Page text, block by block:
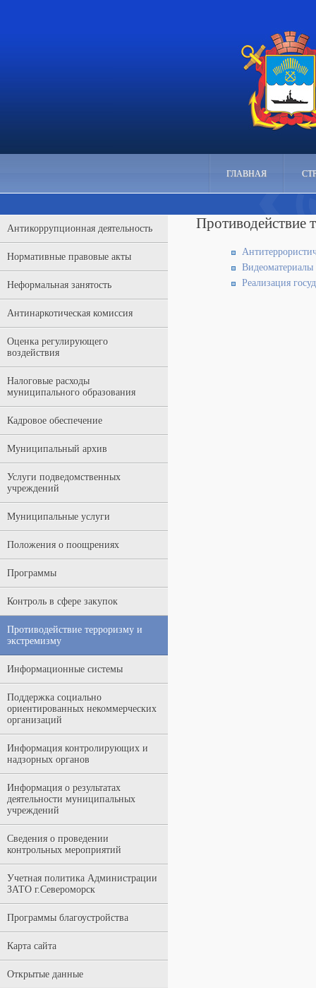
ГЛАВНАЯ
Антикоррупционная деятельность
Нормативные правовые акты
Неформальная занятость
Антинаркотическая комиссия
Оценка регулирующего
воздействия
Налоговые расходы
муниципального образования
Кадровое обеспечение
Муниципальный архив
Услуги подведомственных
учреждений
Муниципальные услуги
Положения о поощрениях
Программы
Контроль в сфере закупок
Противодействие терроризму и
экстремизму
Информационные системы
Поддержка социально
ориентированных некоммерческих
организаций
Информация контролирующих и
надзорных органов
Информация о результатах
деятельности муниципальных
учреждений
Сведения о проведении
контрольных мероприятий
Учетная политика Администрации
ЗАТО г.Североморск
Программы благоустройства
Карта сайта
Открытые данные
Противодействие
Видеоматериалы
Реализация